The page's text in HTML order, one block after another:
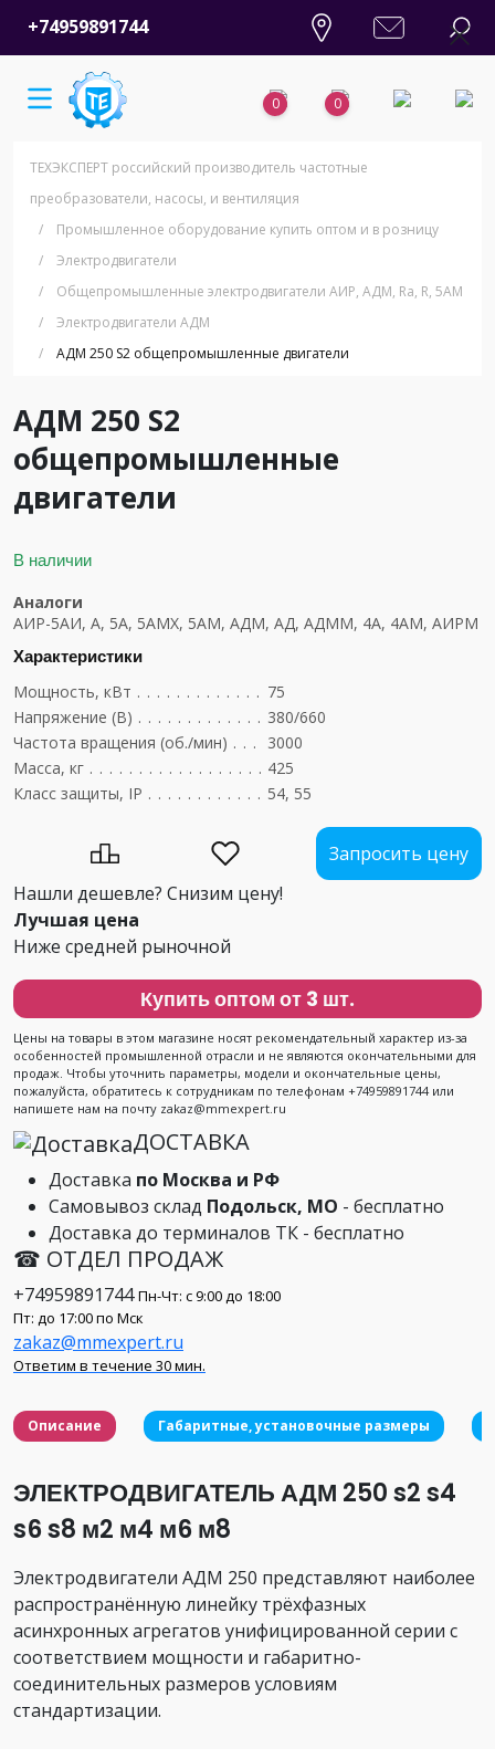
+74959891744
0 0
ТЕХЭКСПЕРТ российский производитель частотные
преобразователи, насосы, и вентиляция
/
Промышленное оборудование купить оптом и в розницу
/
Электродвигатели
/
Общепромышленные электродвигатели АИР, АДМ, Ra, R, 5AM
/
Электродвигатели АДМ
/
АДМ 250 S2 общепромышленные двигатели
АДМ 250 S2
общепромышленные
двигатели
В наличии
Аналоги
АИР-5АИ, А, 5А, 5АМХ, 5АМ, АДМ, АД, АДММ, 4А, 4АМ, АИРМ
Характеристики
Мощность, кВт
75
Напряжение (В)
380/660
Частота вращения (об./мин)
3000
Масса, кг
425
Класс защиты, IP
54, 55
Запросить цену
Нашли дешевле? Снизим цену!
Лучшая цена
Ниже средней рыночной
Купить оптом от 3 шт.
Цены на товары в этом магазине носят рекомендательный характер из-за
особенностей промышленной отрасли и не являются окончательными для
продаж. Чтобы уточнить параметры, модели и окончательные цены,
пожалуйста, обратитесь к сотрудникам по телефонам +74959891744 или
напишете нам на почту zakaz@mmexpert.ru
ДОСТАВКА
Доставка по Москва и РФ
Самовывоз склад Подольск, МО - бесплатно
Доставка до терминалов ТК - бесплатно
☎ ОТДЕЛ ПРОДАЖ
+74959891744 Пн-Чт: с 9:00 до 18:00
Пт: до 17:00 по Мск
zakaz@mmexpert.ru
Ответим в течение 30 мин.
Описание Габаритные, установочные размеры
ЭЛЕКТРОДВИГАТЕЛЬ АДМ 250 s2 s4
s6 s8 м2 м4 м6 м8
Электродвигатели АДМ 250 представляют наиболее
распространённую линейку трёхфазных
асинхронных агрегатов унифицированной серии с
соответствием мощности и габаритно-
соединительных размеров условиям
стандартизации.